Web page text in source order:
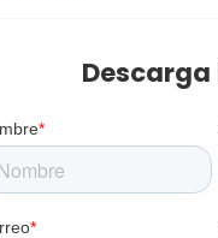
*
*